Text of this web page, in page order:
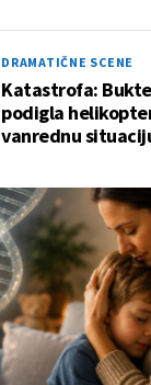
DRAMATIČNE SCENE
Katastrofa:
podigla
vanrednu